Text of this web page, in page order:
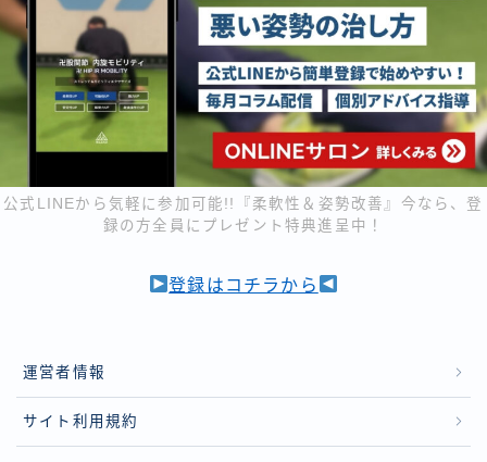
公式LINEから気軽に参加可能!!『柔軟性＆姿勢改善』今なら、登
録の方全員にプレゼント特典進呈中！
登録はコチラから
運営者情報
サイト利用規約